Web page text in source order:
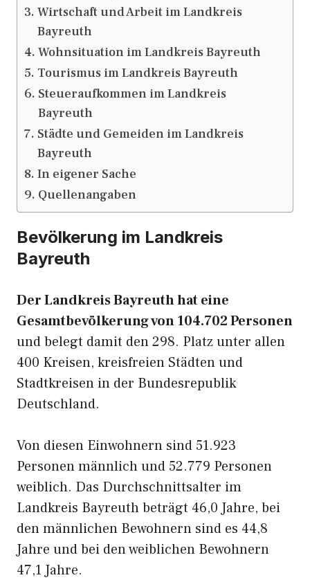
Wirtschaft und Arbeit im Landkreis
Bayreuth
Wohnsituation im Landkreis Bayreuth
Tourismus im Landkreis Bayreuth
Steueraufkommen im Landkreis
Bayreuth
Städte und Gemeiden im Landkreis
Bayreuth
In eigener Sache
Quellenangaben
Bevölkerung im Landkreis
Bayreuth
Der Landkreis Bayreuth hat eine
Gesamtbevölkerung von 104.702 Personen
und belegt damit den 298. Platz unter allen
400 Kreisen, kreisfreien Städten und
Stadtkreisen in der Bundesrepublik
Deutschland.
Von diesen Einwohnern sind 51.923
Personen männlich und 52.779 Personen
weiblich. Das Durchschnittsalter im
Landkreis Bayreuth beträgt 46,0 Jahre, bei
den männlichen Bewohnern sind es 44,8
Jahre und bei den weiblichen Bewohnern
47,1 Jahre.